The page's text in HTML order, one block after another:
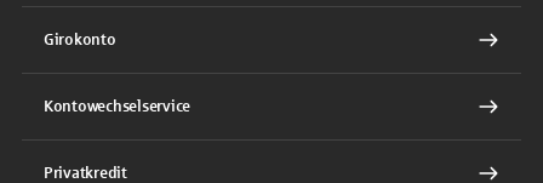
Girokonto
Kontowechselservice
Privatkredit